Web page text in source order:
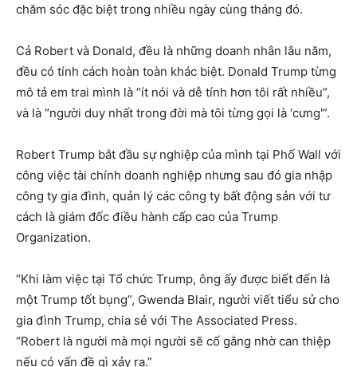
chăm sóc đặc biệt trong nhiều ngày cùng tháng đó.
Cả Robert và Donald, đều là những doanh nhân lâu năm,
đều có tính cách hoàn toàn khác biệt. Donald Trump từng
mô tả em trai mình là “ít nói và dễ tính hơn tôi rất nhiều”,
và là “người duy nhất trong đời mà tôi từng gọi là ‘cưng'”.
Robert Trump bắt đầu sự nghiệp của mình tại Phố Wall với
công việc tài chính doanh nghiệp nhưng sau đó gia nhập
công ty gia đình, quản lý các công ty bất động sản với tư
cách là giám đốc điều hành cấp cao của Trump
Organization.
“Khi làm việc tại Tổ chức Trump, ông ấy được biết đến là
một Trump tốt bụng”, Gwenda Blair, người viết tiểu sử cho
gia đình Trump, chia sẻ với The Associated Press.
“Robert là người mà mọi người sẽ cố gắng nhờ can thiệp
nếu có vấn đề gì xảy ra.”